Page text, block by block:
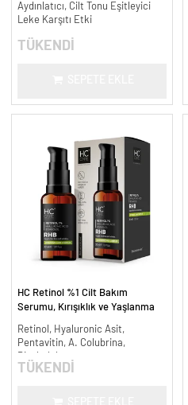
ml.
Aydınlatıcı, Cilt Tonu Eşitleyici
Leke Karşıtı Etki
TÜKENDİ
HC Retinol %1 Cilt Bakım
Serumu, Kırışıklık ve Yaşlanma
Retinol, Hyaluronic Asit,
Pentavitin, A. Colubrina,
Bisabolol
TÜKENDİ